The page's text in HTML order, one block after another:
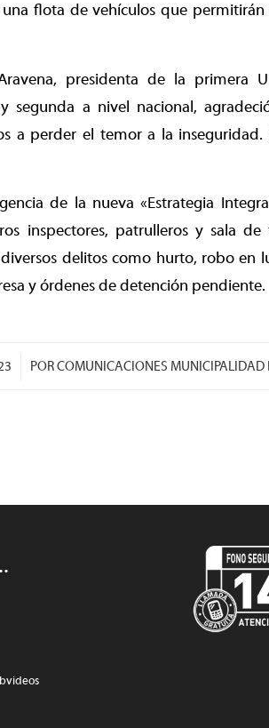
flota de vehículos que permitirán
presidenta de la primera
segunda a nivel nacional,
a perder el temor a la
de la nueva «Estrategia
inspectores, patrulleros y sala
delitos como hurto, robo en
y órdenes de detención pendiente.
PORCOMUNICACIONES MUNICIPALIDAD